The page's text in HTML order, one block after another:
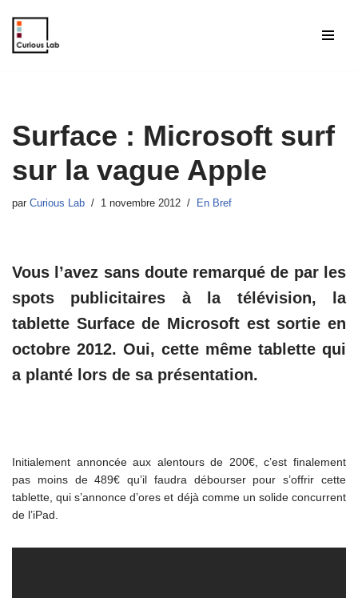
Aller
Surface : Microsoft surf
sur la vague Apple
par Curious Lab 1 novembre 2012 En Bref
Vous l’avez sans doute remarqué de par les
spots publicitaires à la télévision, la
tablette Surface de Microsoft est sortie en
octobre 2012. Oui, cette même tablette qui
a planté lors de sa présentation.
Initialement annoncée aux alentours de 200€, c’est finalement
pas moins de 489€ qu’il faudra débourser pour s’offrir cette
tablette, qui s’annonce d’ores et déjà comme un solide concurrent
de l’iPad.